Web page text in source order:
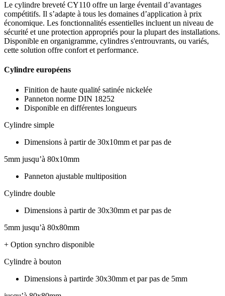
Le cylindre breveté CY110 offre un large éventail d’avantages
compétitifs. Il s’adapte à tous les domaines d’application à prix
économique. Les fonctionnalités essentielles incluent un niveau de
sécurité et une protection appropriés pour la plupart des installations.
Disponible en organigramme, cylindres s'entrouvrants, ou variés,
cette solution offre confort et performance.
Cylindre européens
Finition de haute qualité satinée nickelée
Panneton norme DIN 18252
Disponible en différentes longueurs
Cylindre simple
Dimensions à partir de 30x10mm et par pas de
5mm jusqu’à 80x10mm
Panneton ajustable multiposition
Cylindre double
Dimensions à partir de 30x30mm et par pas de
5mm jusqu’à 80x80mm
+ Option synchro disponible
Cylindre à bouton
Dimensions à partirde 30x30mm et par pas de 5mm